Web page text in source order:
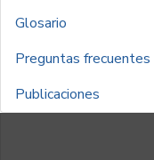
Glosario
Preguntas frecuentes
Publicaciones